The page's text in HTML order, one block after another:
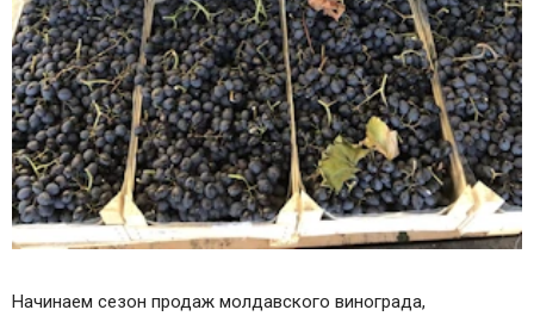
Начинаем сезон продаж молдавского винограда,